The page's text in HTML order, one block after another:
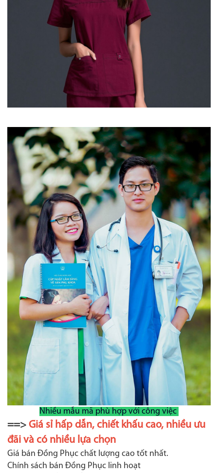
Nhiều mẫu mã phù hợp với công việc
==> Giá sỉ hấp dẫn, chiết khấu cao, nhiều ưu
đãi và có nhiều lựa chọn
Giá bán Đồng Phục chất lượng cao tốt nhất.
Chính sách bán Đồng Phục linh hoạt